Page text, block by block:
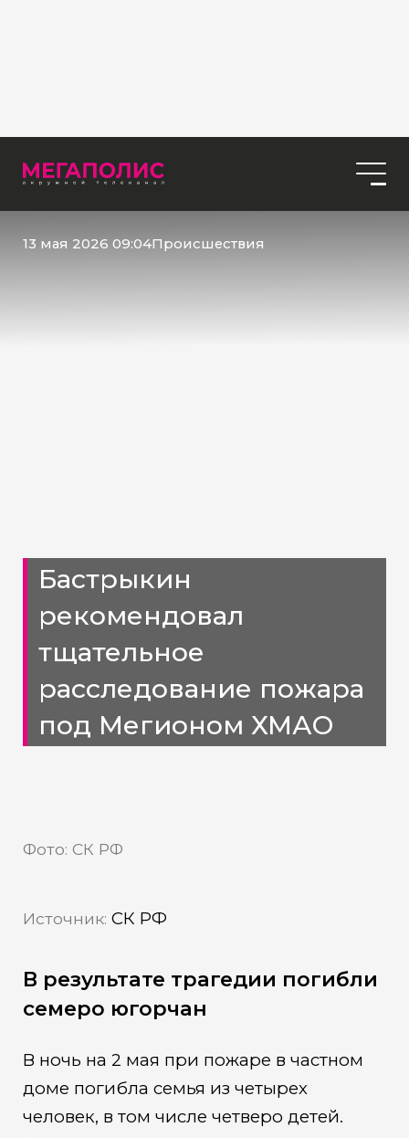
13 мая 2026 09:04Происшествия
Бастрыкин
рекомендовал
тщательное
расследование пожара
под Мегионом ХМАО
Фото: СК РФ
Источник: СК РФ
В результате трагедии погибли
семеро югорчан
В ночь на 2 мая при пожаре в частном
доме погибла семья из четырех
человек, в том числе четверо детей.